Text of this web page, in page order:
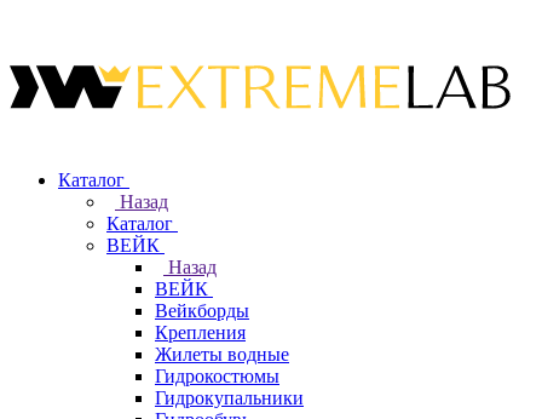
Каталог
Назад
Каталог
ВЕЙК
Назад
ВЕЙК
Вейкборды
Крепления
Жилеты водные
Гидрокостюмы
Гидрокупальники